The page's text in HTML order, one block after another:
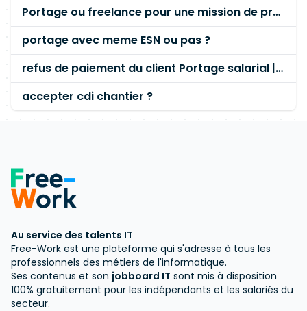
Portage ou freelance pour une mission de pré-embouche
portage avec meme ESN ou pas ?
refus de paiement du client Portage salarial | non respect de préavis
accepter cdi chantier ?
Au service des talents IT
Free-Work est une plateforme qui s'adresse à tous les
professionnels des métiers de l'informatique.
Ses contenus et son jobboard IT sont mis à disposition
100% gratuitement pour les indépendants et les salariés du
secteur.